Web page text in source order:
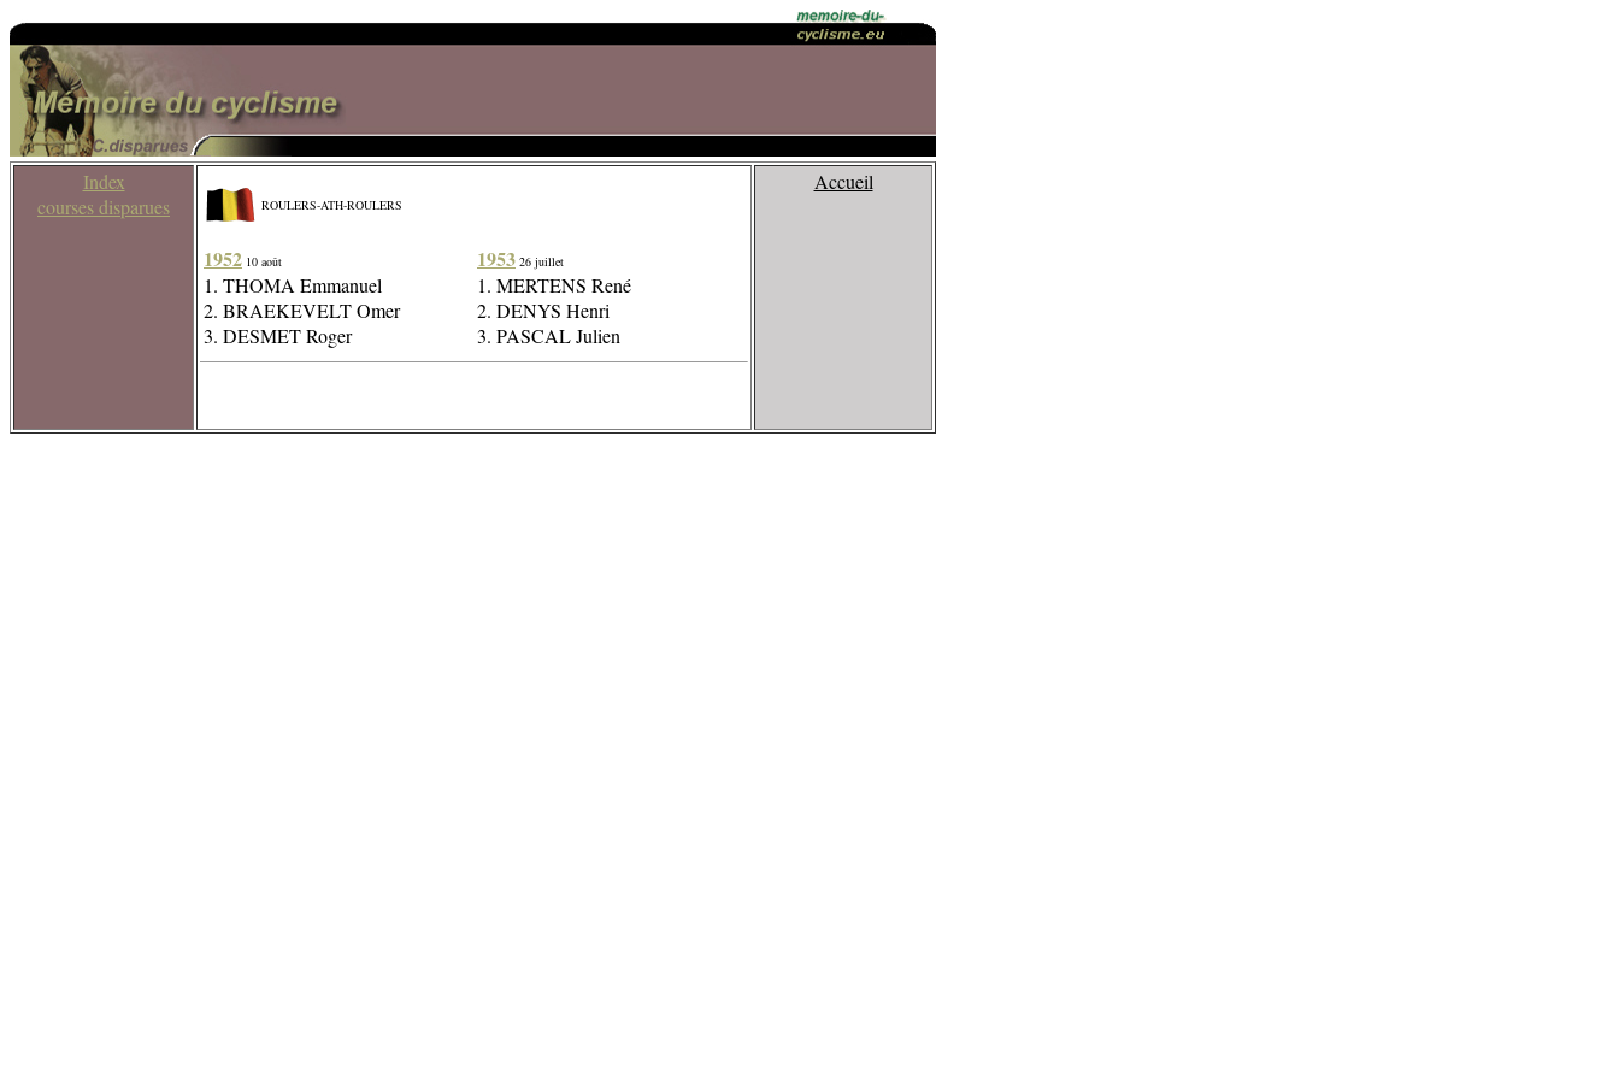
Index
courses disparues
ROULERS-ATH-ROULERS
1952 10 août
1. THOMA Emmanuel
2. BRAEKEVELT Omer
3. DESMET Roger
1953 26 juillet
1. MERTENS René
2. DENYS Henri
3. PASCAL Julien
Accueil